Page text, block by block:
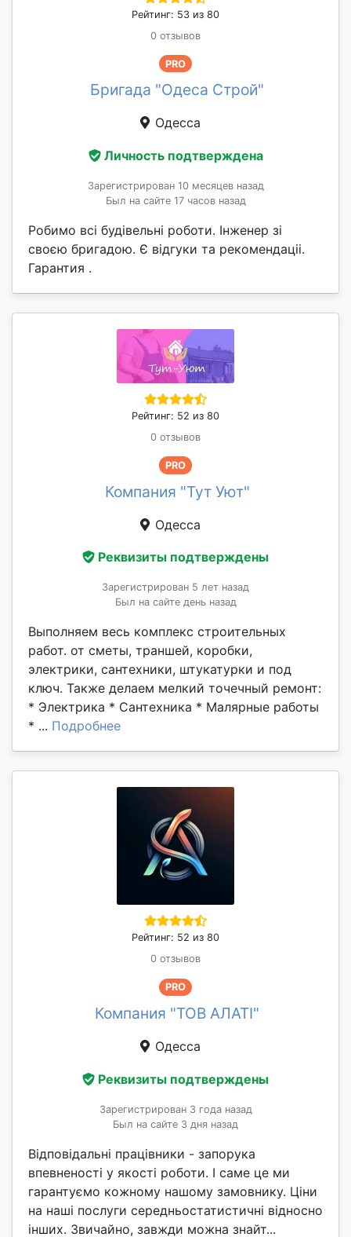
Рейтинг: 53 из 80
0 отзывов
PRO
Бригада "Одеса Строй"
Одесса
Личность подтверждена
Зарегистрирован 10 месяцев назад
Был на сайте 17 часов назад
Робимо всі будівельні роботи. Інженер зі
своєю бригадою. Є відгуки та рекомендаціі.
Гарантия .
Рейтинг: 52 из 80
0 отзывов
PRO
Компания "Тут Уют"
Одесса
Реквизиты подтверждены
Зарегистрирован 5 лет назад
Был на сайте день назад
Выполняем весь комплекс строительных
работ. от сметы, траншей, коробки,
электрики, сантехники, штукатурки и под
ключ. Также делаем мелкий точечный ремонт:
* Электрика * Сантехника * Малярные работы
* ... Подробнее
Рейтинг: 52 из 80
0 отзывов
PRO
Компания "ТОВ АЛАТІ"
Одесса
Реквизиты подтверждены
Зарегистрирован 3 года назад
Был на сайте 3 дня назад
Відповідальні працівники - запорука
впевненості у якості роботи. І саме це ми
гарантуємо кожному нашому замовнику. Ціни
на наші послуги середньостатистичні відносно
інших. Звичайно, завжди можна знайт...